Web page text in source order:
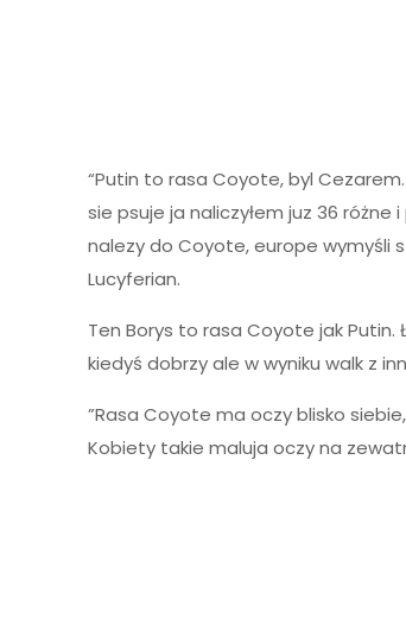
“Putin to rasa Coyote, byl
sie psuje ja naliczyłem juz 36
nalezy do Coyote, europe wymyśli
Lucyferian.
Ten Borys to rasa Coyote jak
kiedyś dobrzy ale w wyniku walk z
”Rasa Coyote ma oczy blisko
Kobiety takie maluja oczy na